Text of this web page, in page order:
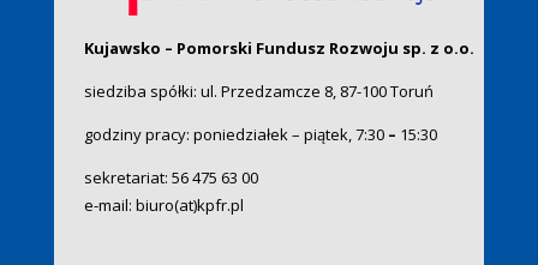
Kujawsko – Pomorski Fundusz Rozwoju sp. z o.o.
siedziba spółki: ul. Przedzamcze 8, 87-100 Toruń
godziny pracy: poniedziałek – piątek, 7:30– 15:30
sekretariat: 56 475 63 00
e-mail: biuro(at)kpfr.pl